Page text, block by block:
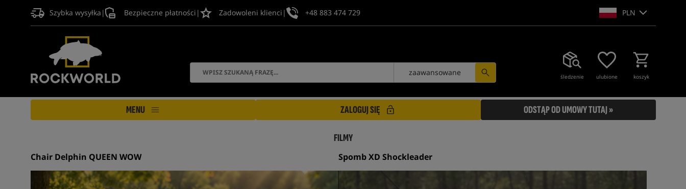
Szybka wysyłka | Bezpieczne płatności | Zadowoleni klienci | +48 883 474 729 PLN
śledzenie ulubione koszyk
zaawansowane
MENU ZALOGUJ SIĘ ODSTĄP OD UMOWY TUTAJ »
FILMY
Chair Delphin QUEEN WOW Spomb XD Shockleader